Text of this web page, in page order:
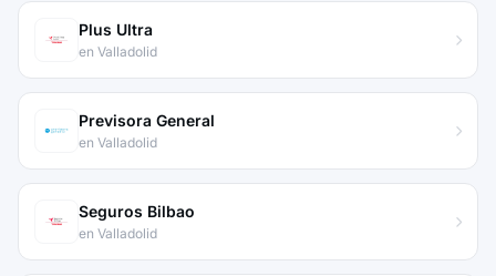
Plus Ultra
en Valladolid
Previsora General
en Valladolid
Seguros Bilbao
en Valladolid